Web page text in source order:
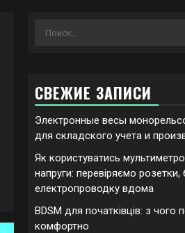
Найти:
СВЕЖИЕ ЗАПИСИ
Электронные весы
для складского учета и
Як користуватись
напруги: перевіряємо розетки,
електропроводку вдома
BDSM для початківців: з чого
комфортно